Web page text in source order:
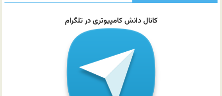
کانال دانش کامپیوتری در تلگرام